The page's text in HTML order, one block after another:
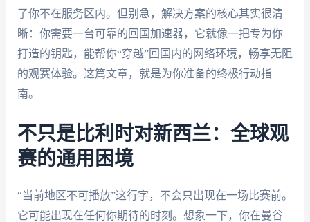
了你不在服务区内。但别急，解决方案的核心其实很清
晰：你需要一台可靠的回国加速器，它就像一把专为你
打造的钥匙，能帮你“穿越”回国内的网络环境，畅享无阻
的观赛体验。这篇文章，就是为你准备的终极行动指
南。
不只是比利时对新西兰：全球观
赛的通用困境
“当前地区不可播放”这行字，不会只出现在一场比赛前。
它可能出现在任何你期待的时刻。想象一下，你在曼谷